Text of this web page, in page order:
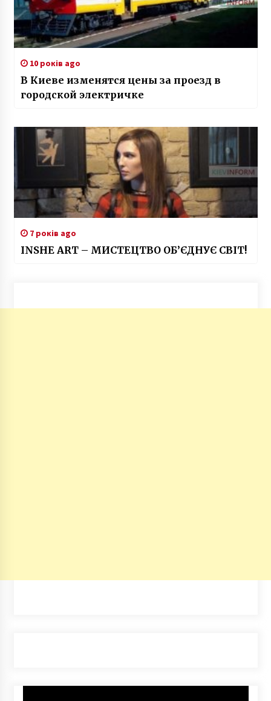
10 років ago
В Киеве изменятся цены за проезд в
городской электричке
7 років ago
INSHE ART – МИСТЕЦТВО ОБ’ЄДНУЄ СВІТ!